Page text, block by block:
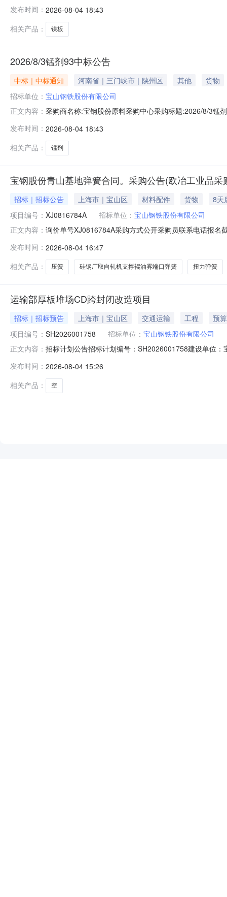
发布时间： 2026-08-04 18:43
相关产品：
镍板
2026/8/3锰剂93中标公告
中标｜中标通知 河南省｜三门峡市｜陕州区 其他
货物
招标单位： 宝山钢铁股份有限公司
正文内容： 采购商名称:宝钢股份原料采购中心采购标题:2026/8/3锰
发布时间： 2026-08-04 18:43
相关产品：
锰剂
宝钢股份青山基地弹簧合同。采购公告(欧冶工业品采
招标｜招标公告 上海市｜宝山区 材料配件 货物
8天
项目编号： XJ0816784A 招标单位： 宝山钢铁股份有限公司
正文内容： 询价单号XJ0816784A采购方式公开采购员联系电话报
钢;表面处理/涂镀层:防锈;原始制造厂:南京丹阳弹簧
发布时间： 2026-08-04 16:47
相关产品：
压簧 硅钢厂取向轧机支撑辊油雾端口弹簧 扭力弹簧
运输部厚板堆场CD跨封闭改造项目
招标｜招标预告 上海市｜宝山区 交通运输 工程
预
项目编号： SH2026001758 招标单位： 宝山钢铁股份有限公司
正文内容： 招标计划公告招标计划编号：SH2026001758建设单位
元。总投资：5393.0万元建安费：4749.39万元拟开始
发布时间： 2026-08-04 15:26
相关产品：
空